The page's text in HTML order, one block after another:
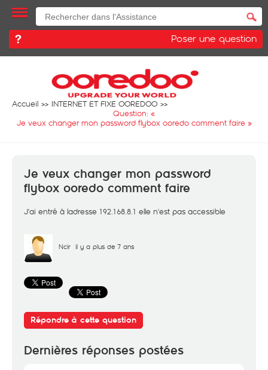
Poser une question
Accueil
INTERNET ET FIXE OOREDOO
Question: «
Je veux changer mon password flybox ooredo comment faire »
Je veux changer mon password
flybox ooredo comment faire
J'ai entré à ladresse 192.168.8.1 elle n'est pas accessible
Ncir il y a plus de 7 ans
Répondre à cette question
Dernières réponses postées